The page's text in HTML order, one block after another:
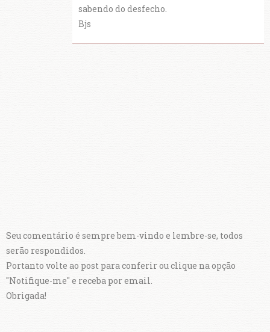
sabendo do desfecho.
Bjs
Seu comentário é sempre bem-vindo e lembre-se, todos
serão respondidos.
Portanto volte ao post para conferir ou clique na opção
"Notifique-me" e receba por email.
Obrigada!